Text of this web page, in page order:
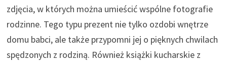
zdjęcia, w których można umieścić wspólne fotografie
rodzinne. Tego typu prezent nie tylko ozdobi wnętrze
domu babci, ale także przypomni jej o pięknych chwilach
spędzonych z rodziną. Również książki kucharskie z